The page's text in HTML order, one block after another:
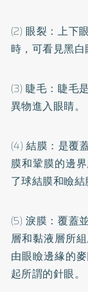
(2) 眼裂：上下
時，可看見黑白
(3) 睫毛：睫毛
異物進入眼睛。
(4) 結膜：是覆
膜和鞏膜的邊
了球結膜和瞼
(5) 淚膜：覆蓋
層和黏液層所
由眼瞼邊緣的
起所謂的針眼。